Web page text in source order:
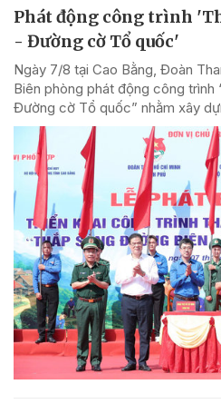
Phát động công trình
- Đường cờ Tổ quốc'
Ngày 7/8 tại Cao Bằng, Đoàn
Biên phòng phát động công
Đường cờ Tổ quốc” nhằm xây